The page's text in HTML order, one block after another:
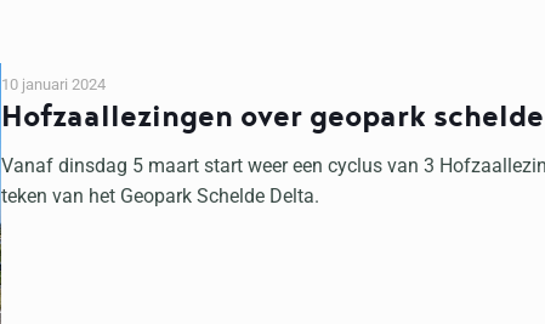
Hofzaallezingen over geopark
10 januari 2024
Vanaf dinsdag 5 maart start weer een cyclus van 3
teken van het Geopark Schelde Delta.